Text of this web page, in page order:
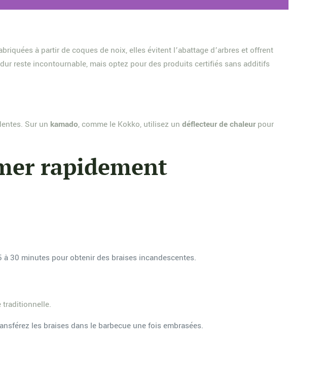
à partir de coques de noix, elles évitent l’abattage d’arbres et offrent
reste incontournable, mais optez pour des produits certifiés sans additifs
Sur un kamado, comme le Kokko, utilisez undéflecteur de chaleurpour
rapidement
30 minutes pour obtenir des braises incandescentes.
traditionnelle.
les braises dans le barbecue une fois embrasées.